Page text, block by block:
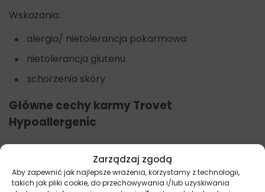
Zarządzaj zgodą
Aby zapewnić jak najlepsze wrażenia, korzystamy z technologii,
takich jak pliki cookie, do przechowywania i/lub uzyskiwania
Wskazania:
alergia/ nietolerancja pokarmowa
nietolerancja glutenu
schorzenia skóry
Główne cechy karmyTrovet
Hypoallergenic
wyselekcjonowane źródło białka i węglowodanów
bez sztucznych dodatków
przeciwutleniacze.